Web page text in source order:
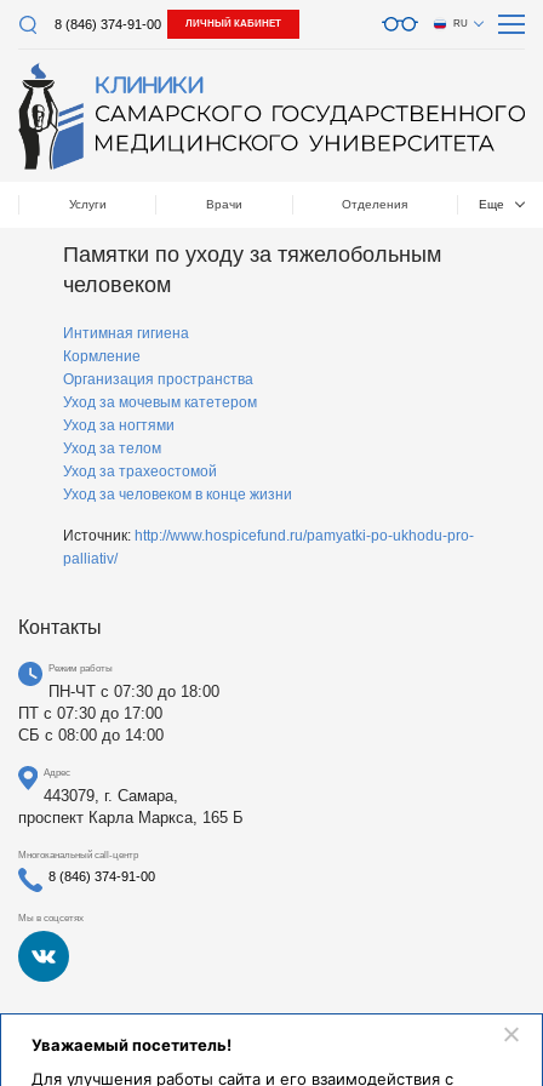
8 (846) 374-91-00 ЛИЧНЫЙ КАБИНЕТ RU
Услуги Врачи Отделения Еще
Памятки по уходу за тяжелобольным
человеком
Интимная гигиена
Кормление
Организация пространства
Уход за мочевым катетером
Уход за ногтями
Уход за телом
Уход за трахеостомой
Уход за человеком в конце жизни
Источник: http://www.hospicefund.ru/pamyatki-po-ukhodu-pro-
palliativ/
Контакты
Режим работы
ПН-ЧТ с 07:30 до 18:00
ПТ с 07:30 до 17:00
СБ с 08:00 до 14:00
Адрес
443079, г. Самара,
проспект Карла Маркса, 165 Б
Многоканальный call-центр
8 (846) 374-91-00
Мы в соцсетях
Федеральное государственное бюджетное образовательное
учреждение высшего образования «Самарский
здравоохранения Российской Федерации». Клиники СамГМУ
Уважаемый посетитель!
Для улучшения работы сайта и его взаимодействия с